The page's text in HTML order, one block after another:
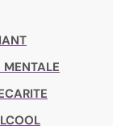
MENTALE